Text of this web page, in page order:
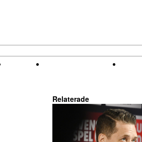
Relaterade